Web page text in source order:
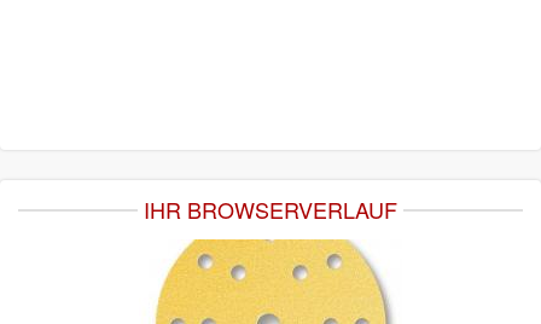
IHR BROWSERVERLAUF